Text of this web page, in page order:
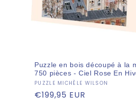
Puzzle en bois découpé à la
750 pièces - Ciel Rose En
Fournisseur :
PUZZLE MICHÈLE WILSON
Prix
€199,95 EUR